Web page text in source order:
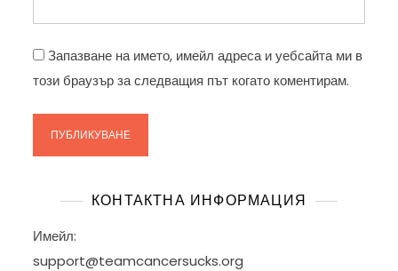
Запазване на името, имейл адреса и уебсайта ми в
този браузър за следващия път когато коментирам.
КОНТАКТНА ИНФОРМАЦИЯ
Имейл:
support@teamcancersucks.org